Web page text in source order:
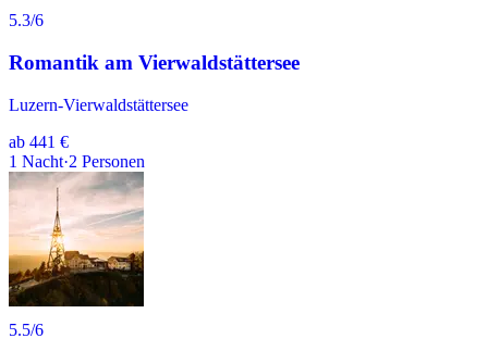
5.3/6
Romantik am Vierwaldstättersee
Luzern-Vierwaldstättersee
ab 441 €
1 Nacht·2 Personen
5.5/6